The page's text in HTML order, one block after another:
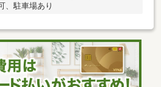
、駐車場あり